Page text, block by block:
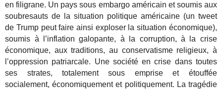
en filigrane. Un pays sous embargo américain et soumis aux
soubresauts de la situation politique américaine (un tweet
de Trump peut faire ainsi exploser la situation économique),
soumis à l’inflation galopante, à la corruption, à la crise
économique, aux traditions, au conservatisme religieux, à
l’oppression patriarcale. Une société en crise dans toutes
ses strates, totalement sous emprise et étouffée
socialement, économiquement et politiquement. La tragédie